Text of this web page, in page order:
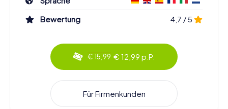
Bewertung
4,7 / 5
€ 15,99 € 12,99 p.P.
Für Firmenkunden